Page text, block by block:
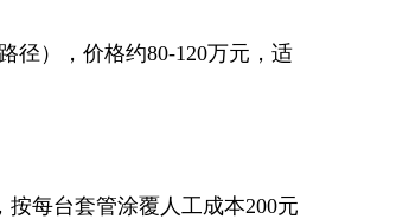
径），价格约80-120万元，适
每台套管涂覆人工成本200元